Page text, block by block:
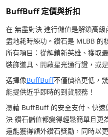
BuffBuff 定價與折扣
在 無盡對決 進行儲值是解鎖高
盡地耗時練功。鑽石是 MLBB 的
所有項目：從解鎖新英雄、獲取
裝飾道具、開啟星光通行證，或
選擇像BuffBuff不僅價格更低，
能提供近乎即時的到貨服務！
憑藉 BuffBuff 的安全支付、快
決 鑽石儲值都變得輕鬆簡單且更
還能獲得額外鑽石獎勵，同時以